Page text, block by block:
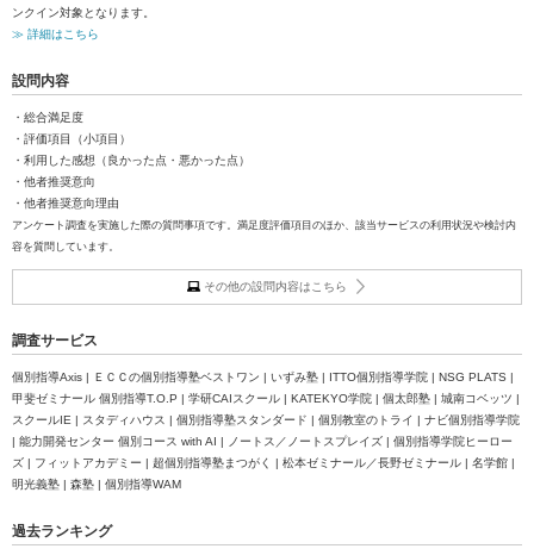
ンクイン対象となります。
≫ 詳細はこちら
設問内容
・総合満足度
・評価項目（小項目）
・利用した感想（良かった点・悪かった点）
・他者推奨意向
・他者推奨意向理由
アンケート調査を実施した際の質問事項です。満足度評価項目のほか、該当サービスの利用状況や検討内
容を質問しています。
その他の設問内容はこちら
調査サービス
個別指導Axis | ＥＣＣの個別指導塾ベストワン | いずみ塾 | ITTO個別指導学院 | NSG PLATS |
甲斐ゼミナール 個別指導T.O.P | 学研CAIスクール | KATEKYO学院 | 個太郎塾 | 城南コベッツ |
スクールIE | スタディハウス | 個別指導塾スタンダード | 個別教室のトライ | ナビ個別指導学院
| 能力開発センター 個別コース with AI | ノートス／ノートスプレイズ | 個別指導学院ヒーロー
ズ | フィットアカデミー | 超個別指導塾まつがく | 松本ゼミナール／長野ゼミナール | 名学館 |
明光義塾 | 森塾 | 個別指導WAM
過去ランキング